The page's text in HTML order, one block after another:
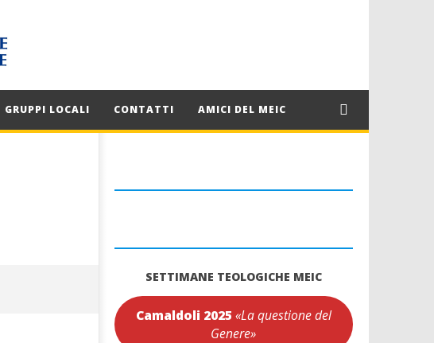
GRUPPI LOCALI CONTATTI AMICI DEL MEIC
SETTIMANE TEOLOGICHE MEIC
Camaldoli 2025 «La questione del
Genere»